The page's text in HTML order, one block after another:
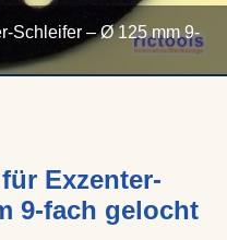
Schleifer – Ø 125 mm 9-
Exzenter-
9-fach gelocht